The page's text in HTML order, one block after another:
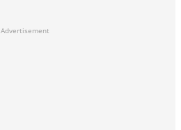
Advertisement